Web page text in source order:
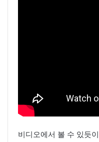
비디오에서 볼 수 있듯